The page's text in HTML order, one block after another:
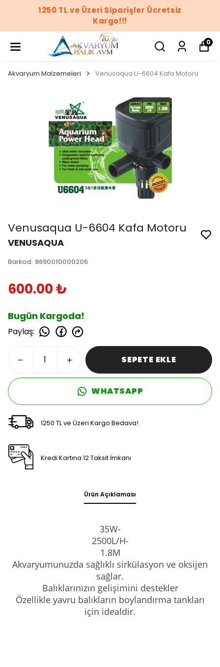
1250 TL ve Üzeri Siparişler Ücretsiz
Kargo!!!
0
Akvaryum Malzemeleri Venusaqua U-6604 Kafa Motoru
Venusaqua U-6604 Kafa Motoru
VENUSAQUA
Barkod: 8690010000205
600.00 ₺
Bugün Kargoda!
Paylaş:
SEPETE EKLE
WHATSAPP
1250 TL ve Üzeri Kargo Bedava!
Kredi Kartına 12 Taksit İmkanı
Ürün Açıklaması
35W-
2500L/H-
1.8M
Akvaryumunuzda sağlıklı sirkülasyon ve oksijen
sağlar.
Balıklarınızın gelişimini destekler
Özellikle yavru balıkların boylandırma tankları
için idealdir.